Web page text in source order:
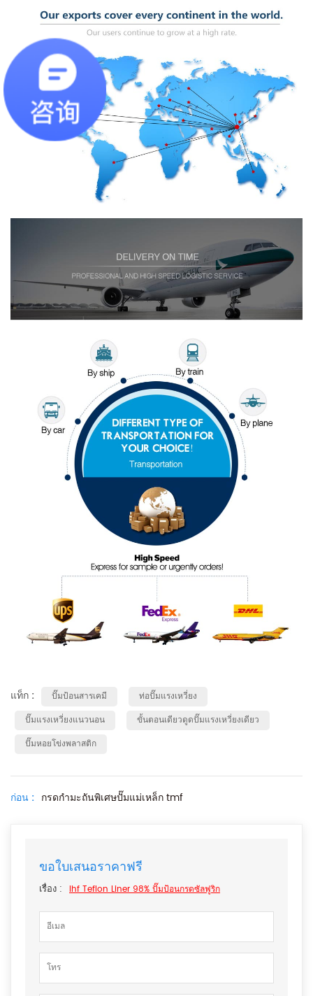
แท็ก : ปั๊มป้อนสารเคมี
ท่อปั๊มแรงเหวี่ยง
ปั๊มแรงเหวี่ยงแนวนอน
ขั้นตอนเดียวดูดปั๊มแรงเหวี่ยงเดียว
ปั๊มหอยโข่งพลาสติก
ก่อน : กรดกำมะถันพิเศษปั๊มแม่เหล็ก tmf
ขอใบเสนอราคาฟรี
เรื่อง : Ihf Teflon Liner 98% ปั๊มป้อนกรดซัลฟูริก